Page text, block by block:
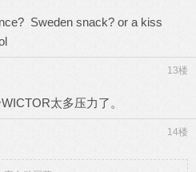
Sweden snack? or a kiss
13楼
太多压力了。
14楼